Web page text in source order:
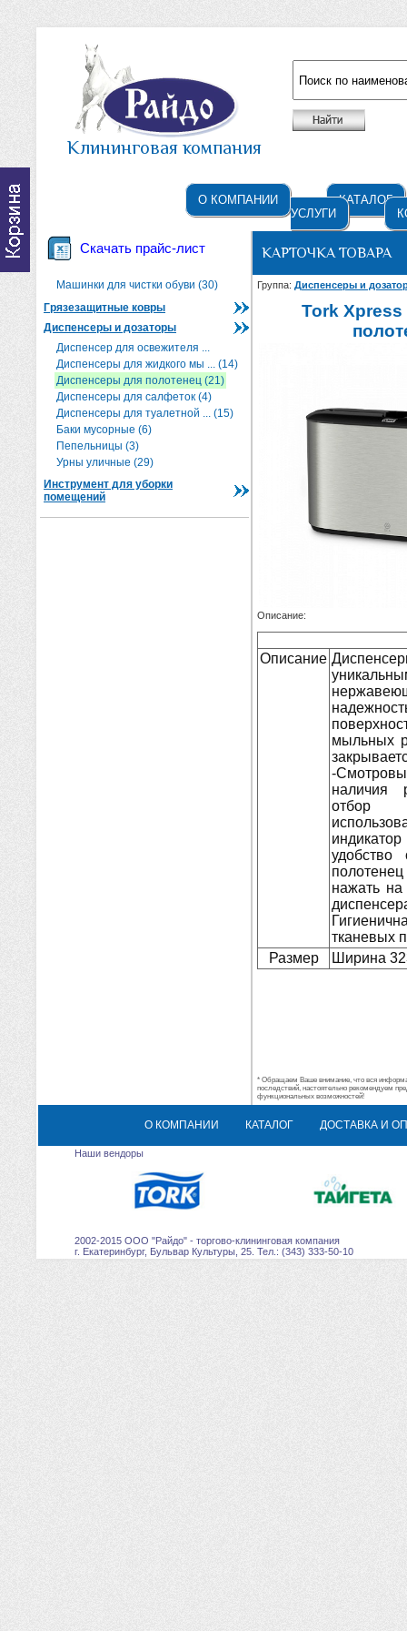
Клининговая компания
О КОМПАНИИ
КАТАЛОГ
УСЛУГИ
Скачать прайс-лист
Машинки для чистки обуви (30)
Грязезащитные ковры
Диспенсеры и дозаторы
Диспенсер для освежителя ...
Диспенсеры для жидкого мы ... (14)
Диспенсеры для полотенец (21)
Диспенсеры для салфеток (4)
Диспенсеры для туалетной ... (15)
Баки мусорные (6)
Пепельницы (3)
Урны уличные (29)
Инструмент для уборки
помещений
КАРТОЧКА ТОВАРА
Группа: Диспенсеры и
Tork
Описание:
Описание
мыльных
-
наличия
отбор
удобство
нажать
тканевых
Размер
Ширина
* Обращаем Ваше внимание, что вся
последствий, настоятельно рекомендуем
функциональных возможностей!
О КОМПАНИИ КАТАЛОГ ДОСТАВКА И
Наши вендоры
2002-2015 ООО "Райдо" - торгово-клининговая компания
г. Екатеринбург, Бульвар Культуры, 25. Тел.: (343) 333-50-10